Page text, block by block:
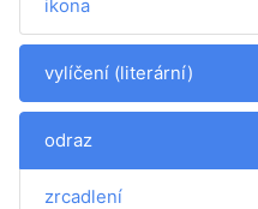
ikona
vylíčení (literární)
odraz
zrcadlení